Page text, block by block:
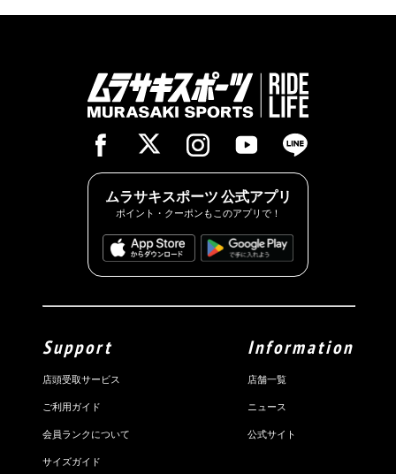
ムラサキスポーツ 公式アプリ
ポイント・クーポンもこのアプリで！
Support
店頭受取サービス
ご利用ガイド
会員ランクについて
サイズガイド
Information
店舗一覧
ニュース
公式サイト